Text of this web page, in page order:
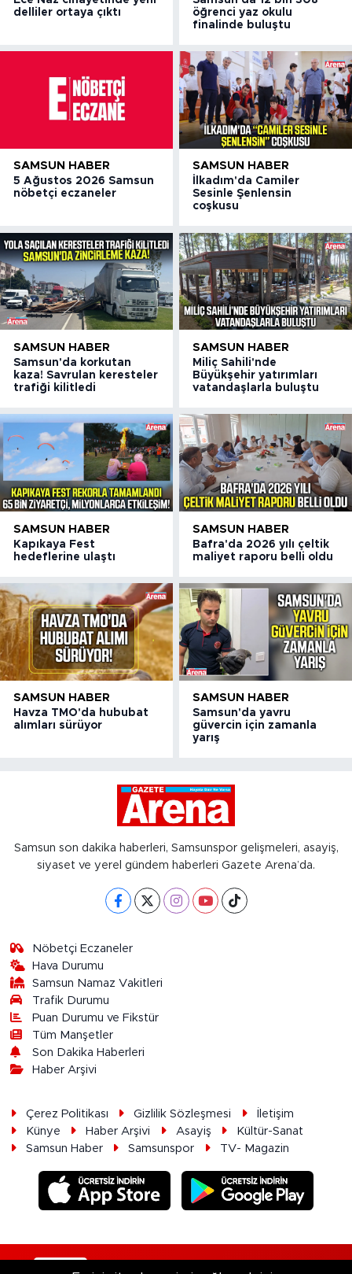
delliler ortaya çıktı
öğrenci yaz okulu
finalinde buluştu
SAMSUN HABER
5 Ağustos 2026 Samsun
nöbetçi eczaneler
SAMSUN HABER
İlkadım'da Camiler
Sesinle Şenlensin
coşkusu
SAMSUN HABER
Samsun'da korkutan
kaza! Savrulan keresteler
trafiği kilitledi
SAMSUN HABER
Miliç Sahili'nde
Büyükşehir yatırımları
vatandaşlarla buluştu
SAMSUN HABER
Kapıkaya Fest
hedeflerine ulaştı
SAMSUN HABER
Bafra'da 2026 yılı çeltik
maliyet raporu belli oldu
SAMSUN HABER
Havza TMO'da hububat
alımları sürüyor
SAMSUN HABER
Samsun'da yavru
güvercin için zamanla
yarış
Samsun son dakika haberleri, Samsunspor gelişmeleri, asayiş,
siyaset ve yerel gündem haberleri Gazete Arena’da.
Nöbetçi Eczaneler
Hava Durumu
Samsun Namaz Vakitleri
Trafik Durumu
Puan Durumu ve Fikstür
Tüm Manşetler
Son Dakika Haberleri
Haber Arşivi
Çerez Politikası Gizlilik Sözleşmesi
İletişim
Künye
Haber Arşivi Asayiş
Kültür-Sanat
Samsun Haber
Samsunspor TV- Magazin